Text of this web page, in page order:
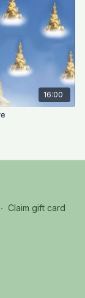
16:00
∙ Claim gift card